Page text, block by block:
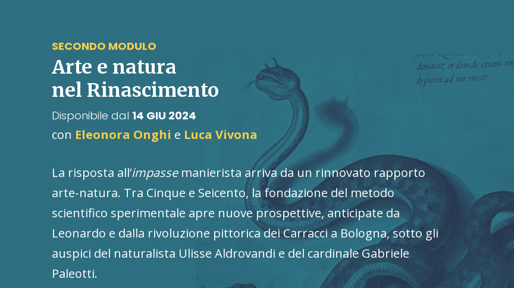
SECONDO MODULO
Arte e natura
nel Rinascimento
Disponibile dal 14 GIU 2024
con Eleonora Onghi e Luca Vivona
La risposta all’impassemanierista arriva da un rinnovato rapporto
arte-natura. Tra Cinque e Seicento, la fondazione del metodo
scientifico sperimentale apre nuove prospettive, anticipate da
Leonardo e dalla rivoluzione pittorica dei Carracci a Bologna, sotto gli
auspici del naturalista Ulisse Aldrovandi e del cardinale Gabriele
Paleotti.